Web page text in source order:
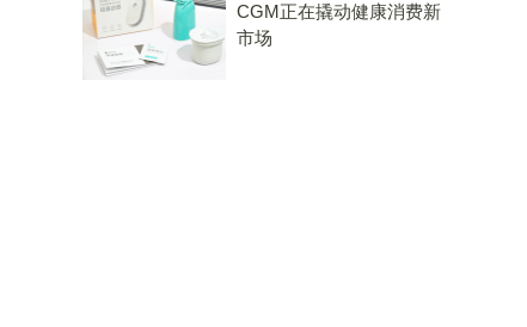
CGM正在撬动健康消费新
市场